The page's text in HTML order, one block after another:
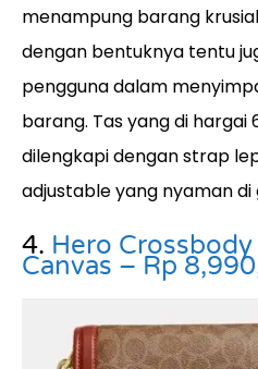
menampung barang
dengan bentuknya tentu
pengguna dalam
barang. Tas yang di hargai
dilengkapi dengan strap
adjustable yang nyaman di
4. Hero
Canvas – Rp